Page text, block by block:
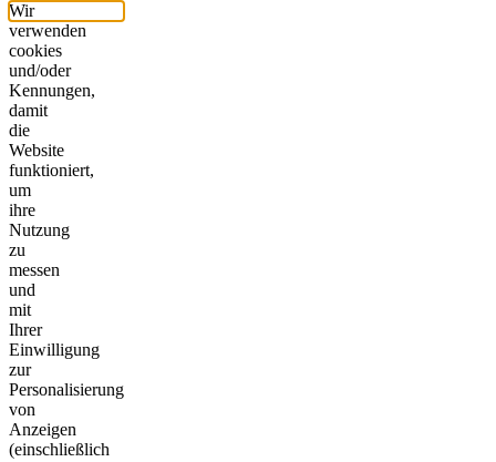
Wir
verwenden
cookies
und/oder
Kennungen,
damit
die
Website
funktioniert,
um
ihre
Nutzung
zu
messen
und
mit
Ihrer
Einwilligung
zur
Personalisierung
von
Anzeigen
(einschließlich